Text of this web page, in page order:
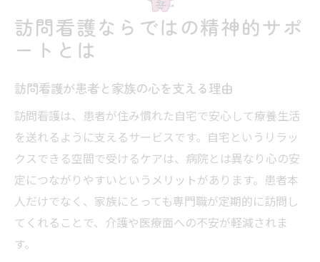
訪問看護ならではの精神的サポ
ートとは
訪問看護が患者と家族の心を支える理由
訪問看護は、患者が住み慣れた自宅で安心して療養生活
を送れるように支えるサービスです。自宅というリラッ
クスできる空間で受けるケアは、病院とは異なり心の安
定につながりやすいというメリットがあります。患者本
人だけでなく、家族にとっても専門職が定期的に訪問し
てくれることで、介護や医療面への不安が軽減されま
す。